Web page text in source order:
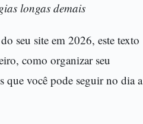
longas demais
seu site em 2026, este texto
como organizar seu
que você pode seguir no dia a